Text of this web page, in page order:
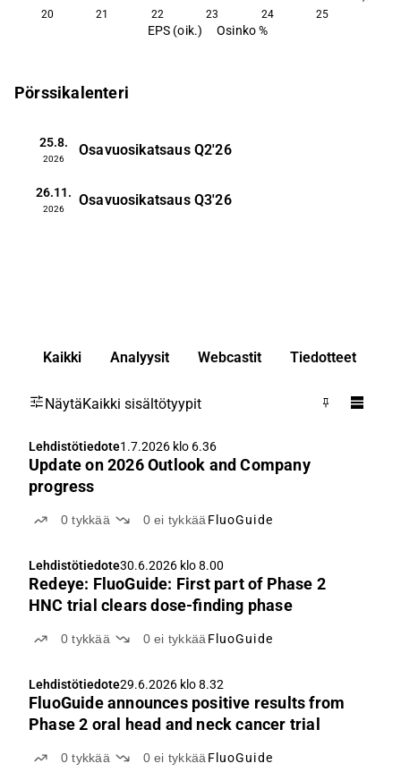
20
21 22 23 24 25
EPS (oik.) Osinko %
Pörssikalenteri
25.8.
2026
Osavuosikatsaus Q2'26
26.11.
2026
Osavuosikatsaus Q3'26
Kaikki Analyysit Webcastit Tiedotteet
NäytäKaikki sisältötyypit
Lehdistötiedote1.7.2026 klo 6.36
Update on 2026 Outlook and Company
progress
0tykkää 0ei tykkää FluoGuide
Lehdistötiedote30.6.2026 klo 8.00
Redeye: FluoGuide: First part of Phase 2
HNC trial clears dose-finding phase
0tykkää 0ei tykkää FluoGuide
Lehdistötiedote29.6.2026 klo 8.32
FluoGuide announces positive results from
Phase 2 oral head and neck cancer trial
0tykkää 0ei tykkää FluoGuide